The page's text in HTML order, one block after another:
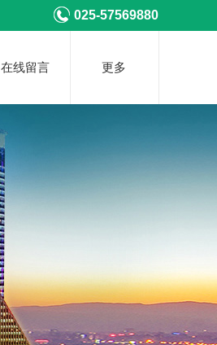
025-57569880
在线留言 更多